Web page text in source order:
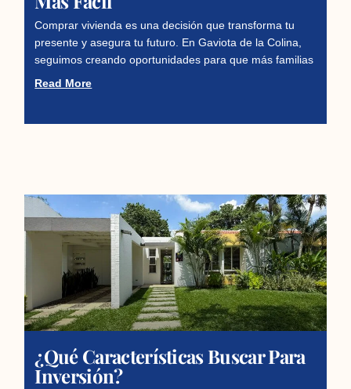
Comprar vivienda es una decisión que transforma tu
presente y asegura tu futuro. En Gaviota de la Colina,
seguimos creando oportunidades para que más familias
Read More
¿Qué Características Buscar Para
Inversión?